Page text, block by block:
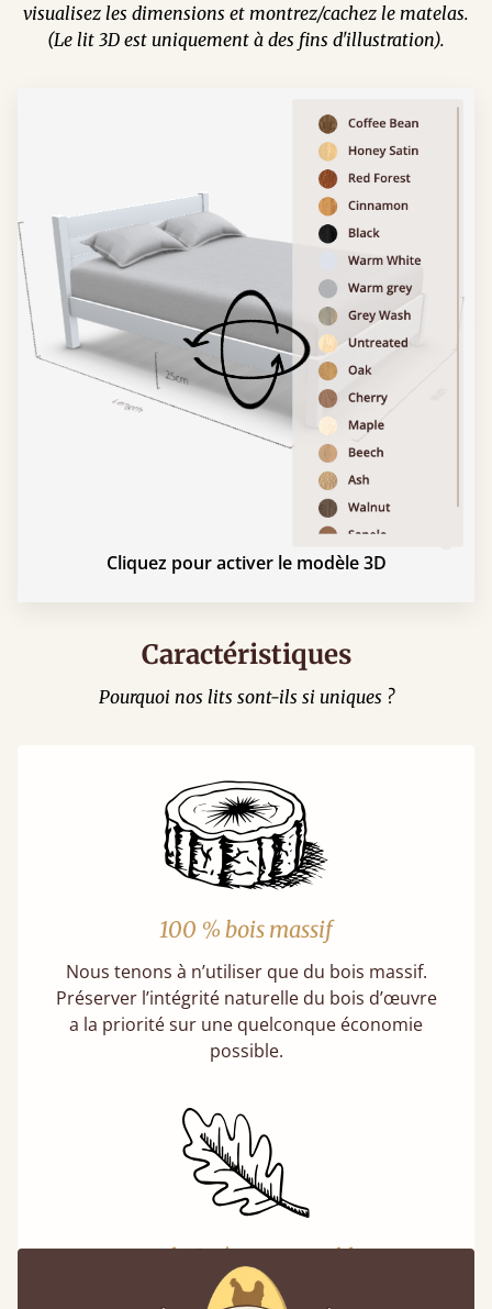
visualisez les dimensions et montrez/cachez le matelas.
(Le lit 3D est uniquement à des fins d'illustration).
Cliquez pour activer le modèle 3D
Caractéristiques
Pourquoi nos lits sont-ils si uniques ?
100 % bois massif
Nous tenons à n’utiliser que du bois massif.
Préserver l’intégrité naturelle du bois d’œuvre
a la priorité sur une quelconque économie
possible.
Un choix écoresponsable
Acheter un lit en bois est un choix durable.